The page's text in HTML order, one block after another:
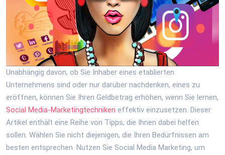
Unabhängig davon, ob Sie Inhaber eines etablierten
Unternehmens sind oder nur darüber nachdenken, eines zu
eröffnen, können Sie Ihren Geldbetrag erhöhen, wenn Sie lernen,
Social Media-Marketingtechniken effektiv einzusetzen. Dieser
Artikel enthält eine Reihe von Tipps, die Ihnen dabei helfen
sollen. Wählen Sie nicht diejenigen, die Ihren Bedürfnissen am
besten entsprechen. Nutzen Sie Social Media Marketing, um